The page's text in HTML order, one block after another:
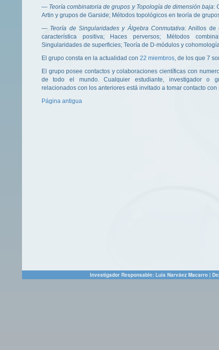
— Teoría combinatoria de grupos y Topología de dimensión baja:
Artin y grupos de Garside; Métodos topológicos en teoría de
— Teoría de Singularidades y Álgebra Conmutativa: Anillos de
característica positiva; Haces perversos; Métodos
Singularidades de superficies; Teoría de D-módulos y
El grupo consta en la actualidad con 22 miembros, de los que 7
El grupo posee contactos y colaboraciones científicas con
de todo el mundo. Cualquier estudiante, investigador o
relacionados con los anteriores está invitado a tomar contacto con
Página antigua
Investigador Responsable: Luis Narváez Macarro |